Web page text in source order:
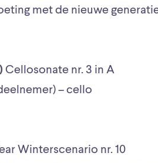
met de nieuwe
Cellosonate nr. 3 in A
– cello
Winterscenario nr. 10